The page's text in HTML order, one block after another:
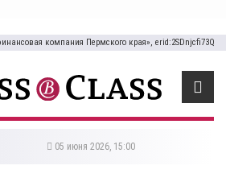
компания Пермского края», erid:2SDnjcfi73Q
05 июня 2026, 15:00